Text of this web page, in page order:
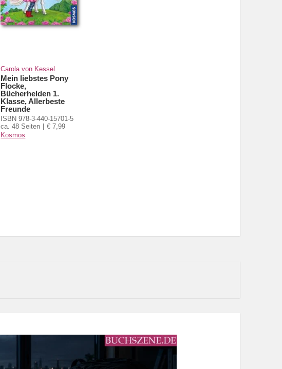
Carola von Kessel
Mein liebstes Pony
Flocke,
Bücherhelden 1.
Klasse, Allerbeste
Freunde
ISBN 978-3-440-15701-5
ca. 48 Seiten
€ 7,99
Kosmos